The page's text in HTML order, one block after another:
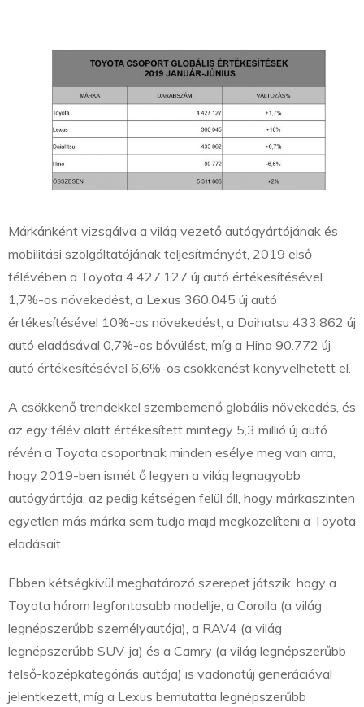
Márkánként vizsgálva a világ vezető autógyártójának és
mobilitási szolgáltatójának teljesítményét, 2019 első
félévében a Toyota 4.427.127 új autó értékesítésével
1,7%-os növekedést, a Lexus 360.045 új autó
értékesítésével 10%-os növekedést, a Daihatsu 433.862 új
autó eladásával 0,7%-os bővülést, míg a Hino 90.772 új
autó értékesítésével 6,6%-os csökkenést könyvelhetett el.
A csökkenő trendekkel szembemenő globális növekedés, és
az egy félév alatt értékesített mintegy 5,3 millió új autó
révén a Toyota csoportnak minden esélye meg van arra,
hogy 2019-ben ismét ő legyen a világ legnagyobb
autógyártója, az pedig kétségen felül áll, hogy márkaszinten
egyetlen más márka sem tudja majd megközelíteni a Toyota
eladásait.
Ebben kétségkívül meghatározó szerepet játszik, hogy a
Toyota három legfontosabb modellje, a Corolla (a világ
legnépszerűbb személyautója), a RAV4 (a világ
legnépszerűbb SUV-ja) és a Camry (a világ legnépszerűbb
felső-középkategóriás autója) is vadonatúj generációval
jelentkezett, míg a Lexus bemutatta legnépszerűbb